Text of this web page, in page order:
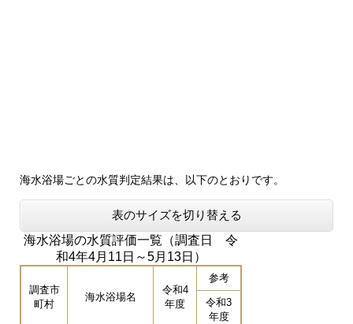
海水浴場ごとの水質判定結果は、以下のとおりです。
表のサイズを切り替える
海水浴場の水質評価一覧（調査日 令
和4年4月11日～5月13日）
調査市
町村
海水浴場名
令和4
年度
参考
令和3
年度